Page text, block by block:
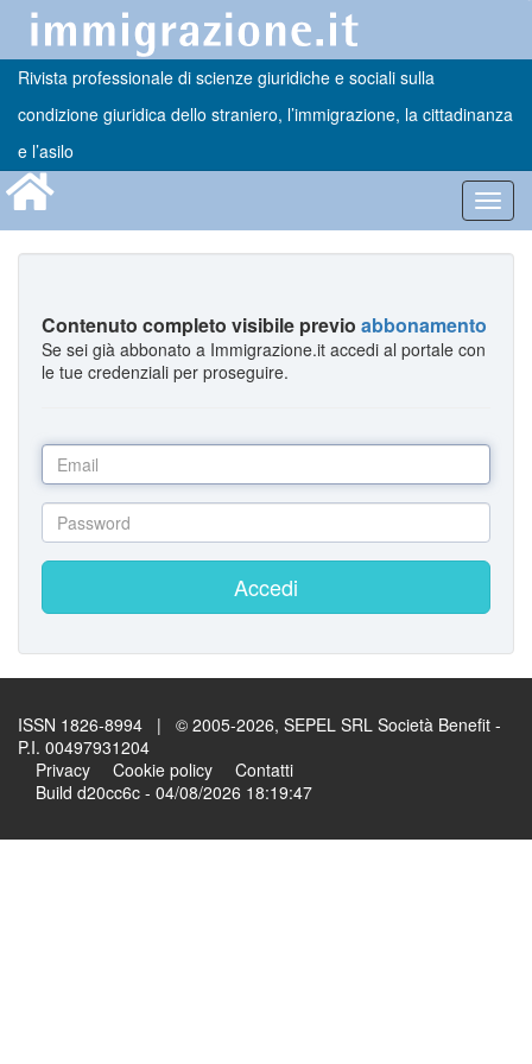
Rivista professionale di scienze giuridiche e sociali sulla
condizione giuridica dello straniero, l’immigrazione, la cittadinanza
e l’asilo
Contenuto completo visibile previo abbonamento
Se sei già abbonato a Immigrazione.it accedi al portale con
le tue credenziali per proseguire.
Accedi
ISSN 1826-8994 | © 2005-2026, SEPEL SRL Società Benefit -
P.I. 00497931204
Privacy
Cookie policy
Contatti
Build d20cc6c - 04/08/2026 18:19:47